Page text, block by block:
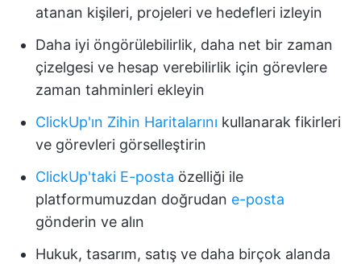
atanan kişileri, projeleri ve hedefleri izleyin
Daha iyi öngörülebilirlik, daha net bir zaman
çizelgesi ve hesap verebilirlik için görevlere
zaman tahminleri ekleyin
ClickUp'ın Zihin Haritalarını kullanarak fikirleri
ve görevleri görselleştirin
ClickUp'taki E-posta özelliği ile
platformumuzdan doğrudan e-posta
gönderin ve alın
Hukuk, tasarım, satış ve daha birçok alanda